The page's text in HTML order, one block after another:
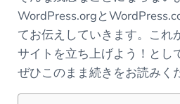
WordPress.orgと
てお伝えしていきます。これ
サイトを立ち上げよう！とし
ぜひこのまま続きをお読みく